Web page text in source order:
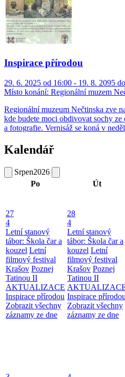
Inspirace přírodou
29. 6. 2025 od 16:00 - 19. 8. 2095
Místo konání: Regionální muzem
Regionální muzeum Nečtinska zve
kde budete moci obdivovat sochy ze
a fotografie. Vernisáž se koná v
Kalendář
Srpen2026
Po
Út
27
4
Letní stanový
tábor: Škola čar a
kouzel Letní
filmový festival
Krašov Poznej
Tatinou II
AKTUALIZACE
Inspirace přírodou
Zobrazit všechny
záznamy ze dne
28
4
Letní stanový
tábor: Škola čar a
kouzel Letní
filmový festival
Krašov Poznej
Tatinou II
Inspirace přírodou
Zobrazit všechny
záznamy ze dne